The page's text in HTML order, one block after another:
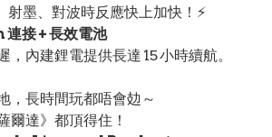
墨、對波時反應快上加快！⚡
接 + 長效電池
內建鋰電提供長達 15 小時續航。
，長時間玩都唔會攰～
爾達》都頂得住！